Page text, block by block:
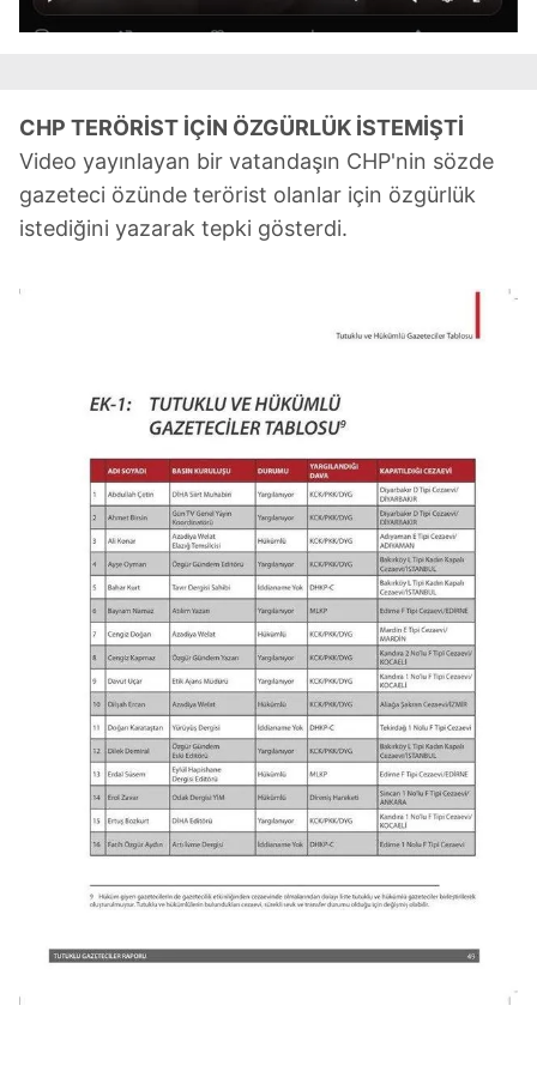
CHP TERÖRİST İÇİN ÖZGÜRLÜK İSTEMİŞTİ
Video yayınlayan bir vatandaşın CHP'nin sözde
gazeteci özünde terörist olanlar için özgürlük
istediğini yazarak tepki gösterdi.